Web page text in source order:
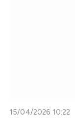
15/04/2026 10:22